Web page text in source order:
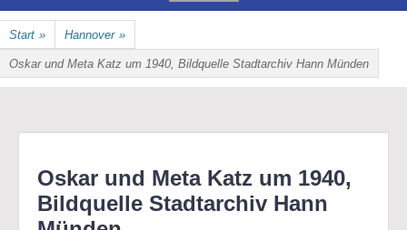
ZUKUNFT IN DER REGION
HANNOVER E.V.
Zum
Inhalt
springen
Start » Hannover »
Oskar und Meta Katz um 1940, Bildquelle Stadtarchiv Hann Münden
Oskar und Meta Katz um 1940,
Bildquelle Stadtarchiv Hann